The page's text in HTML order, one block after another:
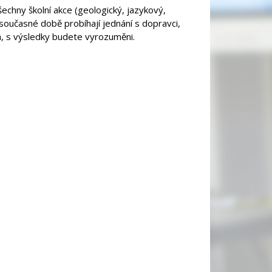
školní akce (geologický, jazykový,
době probíhají jednání s dopravci,
s výsledky budete vyrozuměni.